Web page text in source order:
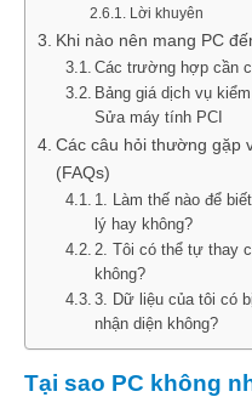
Lời khuyên
Khi nào nên mang PC
Các trường hợp cần
Bảng giá dịch vụ
Sửa máy tính PCI
Các câu hỏi thường gặp
(FAQs)
1. Làm thế nào để
lý hay không?
2. Tôi có thể tự thay
không?
3. Dữ liệu của tôi có
nhận diện không?
Tại sao PC không